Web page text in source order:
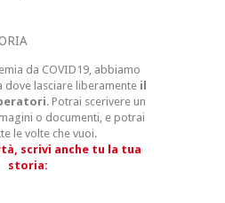
da COVID19, abbiamo
dove lasciare liberamenteil
. Potrai scerivere un
o documenti, e potrai
le volte che vuoi.
scrivi anche tu la tua
storia: